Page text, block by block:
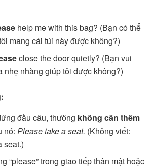
help me with this bag? (Bạn có thể
mang cái túi này được không?)
close the door quietly? (Bạn vui
nhẹ nhàng giúp tôi được không?)
đầu câu, thường không cần thêm
nó:Please take a seat. (Không viết:
seat.)
“please” trong giao tiếp thân mật hoặc